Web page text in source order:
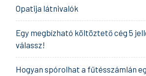
Opatija látnivalók
Egy megbízható költöztető cég 5
válassz!
Hogyan spórolhat a fűtésszámlán